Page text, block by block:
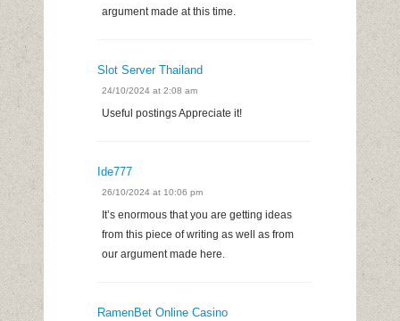
argument made at this time.
Slot Server Thailand
24/10/2024 at 2:08 am
Useful postings Appreciate it!
Ide777
26/10/2024 at 10:06 pm
It’s enormous that you are getting ideas
from this piece of writing as well as from
our argument made here.
RamenBet Online Casino